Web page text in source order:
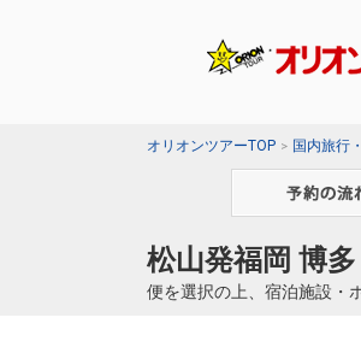
オリオンツアーTOP 国内旅行
松山発福岡 博
便を選択の上、宿泊施設・